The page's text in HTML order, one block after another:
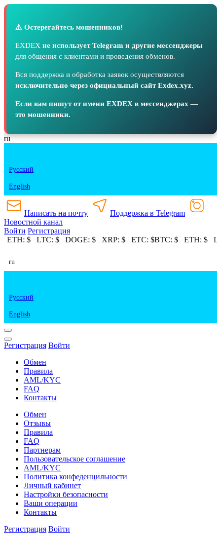
⚠️ Остерегайтесь мошенников!
EXDEX не использует Telegram и другие мессенджеры
для общения с клиентами и проведения обменов.
Вся поддержка и обработка заявок осуществляются
исключительно через официальный сайт Exdex.xyz.
Если вам пишут от имени EXDEX в мессенджерах —
это мошенники.
ru
Русский
English
Написать на почту
Поддержка в Telegram
Новостной канал
Войти Регистрация
ETH:$ LTC:$ DOGE:$ XRP:$ ETC:$BTC:$ ETH:$
ru
Русский
English
Регистрация Войти
Обмен
Правила
AML/KYC
FAQ
Контакты
Обмен
Отзывы
Правила
FAQ
Партнерам
Пользовательское соглашение
AML/KYC
Политика конфеденцильности
Личный кабинет
Настройки безопасности
Ваши операции
Контакты
Регистрация Войти